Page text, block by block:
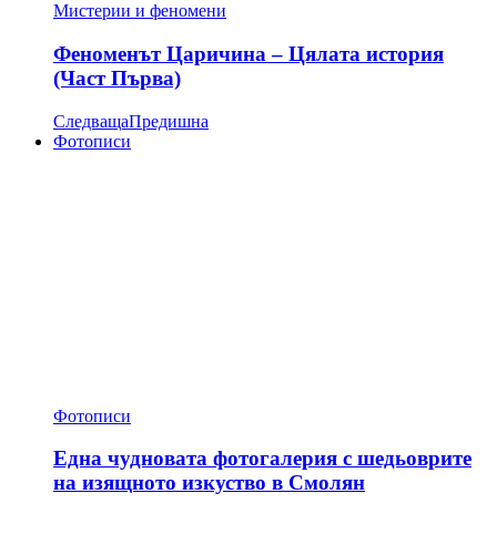
Мистерии и феномени
Феноменът Царичина – Цялата история
(Част Първа)
СледващаПредишна
Фотописи
Фотописи
Една чудновата фотогалерия с шедьоврите
на изящното изкуство в Смолян